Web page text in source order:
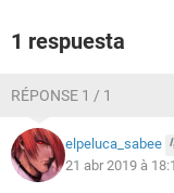
1 respuesta
RÉPONSE 1 / 1
elpeluca_sabee
21 abr 2019 à